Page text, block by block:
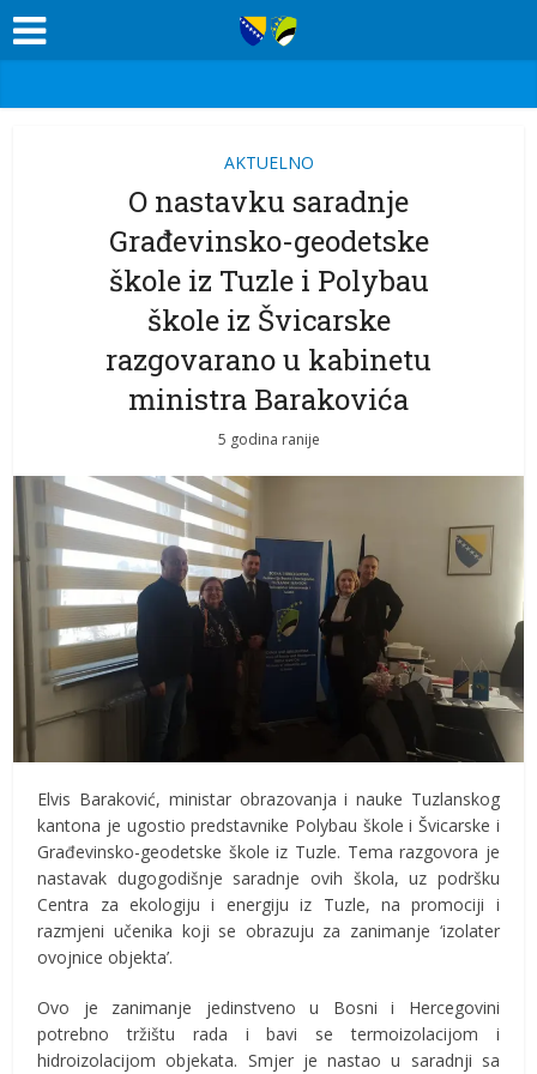
AKTUELNO
O nastavku saradnje
Građevinsko-geodetske
škole iz Tuzle i Polybau
škole iz Švicarske
razgovarano u kabinetu
ministra Barakovića
5 godina ranije
Elvis Baraković, ministar obrazovanja i nauke Tuzlanskog
kantona je ugostio predstavnike Polybau škole i Švicarske i
Građevinsko-geodetske škole iz Tuzle. Tema razgovora je
nastavak dugogodišnje saradnje ovih škola, uz podršku
Centra za ekologiju i energiju iz Tuzle, na promociji i
razmjeni učenika koji se obrazuju za zanimanje ‘izolater
ovojnice objekta’.
Ovo je zanimanje jedinstveno u Bosni i Hercegovini
potrebno tržištu rada i bavi se termoizolacijom i
hidroizolacijom objekata. Smjer je nastao u saradnji sa